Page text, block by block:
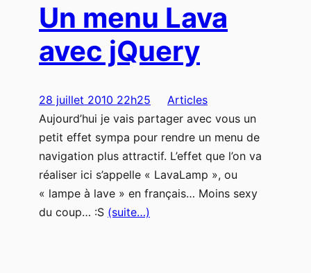
Un menu Lava
avec jQuery
28 juillet 2010 22h25
Articles
Aujourd’hui je vais partager avec vous un
petit effet sympa pour rendre un menu de
navigation plus attractif. L’effet que l’on va
réaliser ici s’appelle « LavaLamp », ou
« lampe à lave » en français… Moins sexy
du coup… :S (suite…)